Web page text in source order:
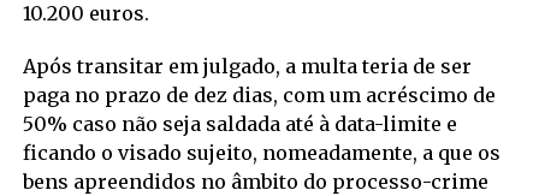
10.200 euros.
Após transitar em julgado, a multa teria de ser
paga no prazo de dez dias, com um acréscimo de
50% caso não seja saldada até à data-limite e
ficando o visado sujeito, nomeadamente, a que os
bens apreendidos no âmbito do processo-crime